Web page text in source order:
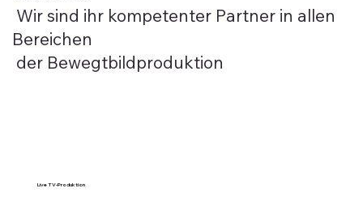
Wir sind ihr kompetenter Partner in allen
Bereichen
der Bewegtbildproduktion
Live TV-Produktion